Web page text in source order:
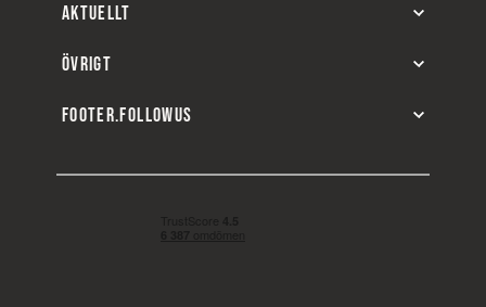
AKTUELLT
ÖVRIGT
FOOTER.FOLLOWUS